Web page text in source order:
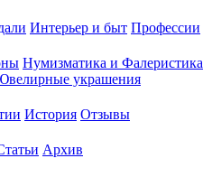
Интерьер и быт Профессии
Нумизматика и Фалеристика
украшения
История Отзывы
Архив